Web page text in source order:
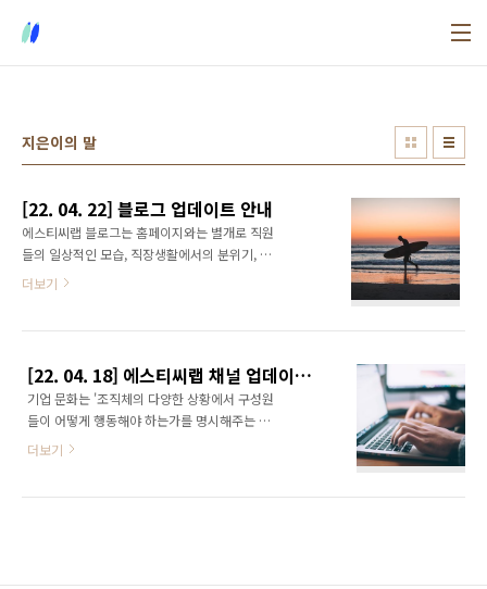
지은이의 말
[22. 04. 22] 블로그 업데이트 안내
에스티씨랩 블로그는 홈페이지와는 별개로 직원
들의 일상적인 모습, 직장생활에서의 분위기, 문
화와 이를 뒷받침하는 제도, 공간, 프로그램 등에
이나 기술적인 내용들도 간간히 포함되겠으나,
관련해서는 Technical Writer 채용을 통해 노션
같은 좀 더 전문적인 공간에서 필요한 컨텐츠들
을 더 담아내고자 하며, 현재의 블로그에서는 기
을 맞추고자 합니다. ----- 이번 블로그 업데이트
더보기
[22. 04. 18] 에스티씨랩 채널 업데이트 안내
기업 문화는 '조직체의 다양한 상황에서 구성원
들이 어떻게 행동해야 하는가를 명시해주는 비
공식적 지침이자 조직을 통합시키는 응집 요
더보기